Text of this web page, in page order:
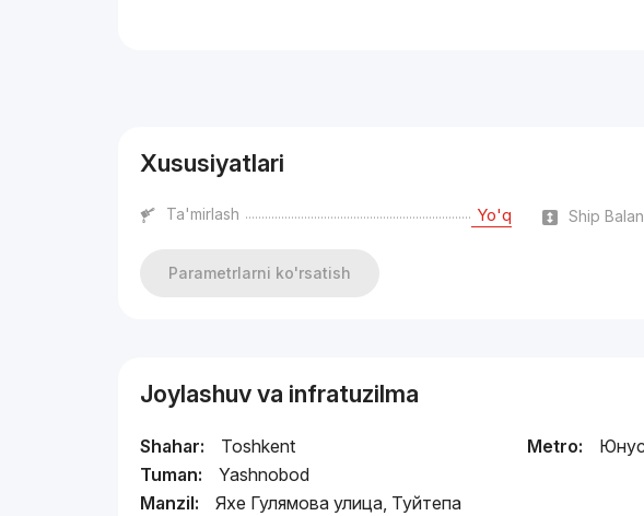
Xususiyatlari
Ta'mirlash Yo'q Ship
Parametrlarni ko'rsatish
Joylashuv va infratuzilma
Shahar:
Toshkent
Tuman:
Yashnobod
Manzil:
Яхе Гулямова улица, Туйтепа
Metro: